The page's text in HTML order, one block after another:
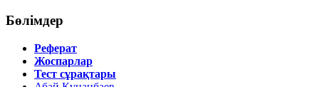
Бөлімдер
Реферат
Жоспарлар
Тест сұрақтары